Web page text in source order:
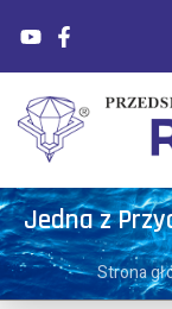
Jedna z
Strona